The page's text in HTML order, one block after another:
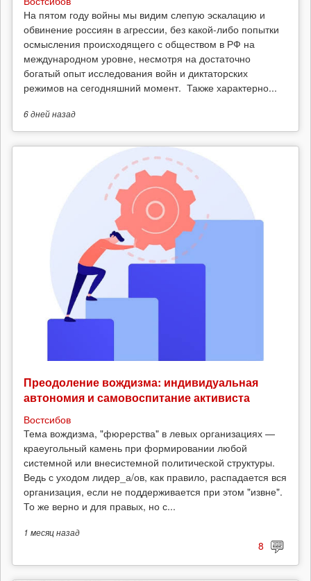
На пятом году войны мы видим слепую эскалацию и
обвинение россиян в агрессии, без какой-либо попытки
осмысления происходящего с обществом в РФ на
международном уровне, несмотря на достаточно
богатый опыт исследования войн и диктаторских
режимов на сегодняшний момент. Также характерно...
6 днейназад
Преодоление вождизма: индивидуальная
автономия и самовоспитание активиста
Востсибов
Тема вождизма, "фюрерства" в левых организациях —
краеугольный камень при формировании любой
системной или внесистемной политической структуры.
Ведь с уходом лидер_а/ов, как правило, распадается вся
организация, если не поддерживается при этом "извне".
То же верно и для правых, но с...
1 месяцназад
8